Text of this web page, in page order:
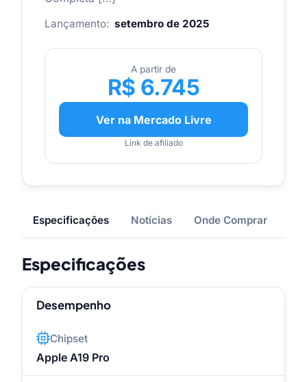
Lançamento: setembro de 2025
A partir de
R$ 6.745
Ver na Mercado Livre
Link de afiliado
Especificações Notícias Onde Comprar
Especificações
Desempenho
Chipset
Apple A19 Pro